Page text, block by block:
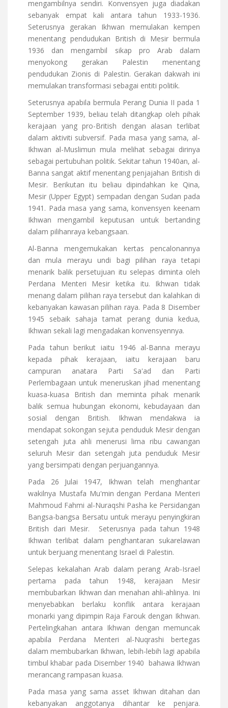
mengambilnya sendiri. Konvensyen juga diadakan
sebanyak empat kali antara tahun 1933-1936.
Seterusnya gerakan Ikhwan memulakan kempen
menentang pendudukan British di Mesir bermula
1936 dan mengambil sikap pro Arab dalam
menyokong gerakan Palestin menentang
pendudukan Zionis di Palestin. Gerakan dakwah ini
memulakan transformasi sebagai entiti politik.
Seterusnya apabila bermula Perang Dunia II pada 1
September 1939, beliau telah ditangkap oleh pihak
kerajaan yang pro-British dengan alasan terlibat
dalam aktiviti subversif. Pada masa yang sama, al-
Ikhwan al-Muslimun mula melihat sebagai dirinya
sebagai pertubuhan politik. Sekitar tahun 1940an, al-
Banna sangat aktif menentang penjajahan British di
Mesir. Berikutan itu beliau dipindahkan ke Qina,
Mesir (Upper Egypt) sempadan dengan Sudan pada
1941. Pada masa yang sama, konvensyen keenam
Ikhwan mengambil keputusan untuk bertanding
dalam pilihanraya kebangsaan.
Al-Banna mengemukakan kertas pencalonannya
dan mula merayu undi bagi pilihan raya tetapi
menarik balik persetujuan itu selepas diminta oleh
Perdana Menteri Mesir ketika itu. Ikhwan tidak
menang dalam pilihan raya tersebut dan kalahkan di
kebanyakan kawasan pilihan raya. Pada 8 Disember
1945 sebaik sahaja tamat perang dunia kedua,
Ikhwan sekali lagi mengadakan konvensyennya.
Pada tahun berikut iaitu 1946 al-Banna merayu
kepada pihak kerajaan, iaitu kerajaan baru
campuran anatara Parti Sa'ad dan Parti
Perlembagaan untuk meneruskan jihad menentang
kuasa-kuasa British dan meminta pihak menarik
balik semua hubungan ekonomi, kebudayaan dan
sosial dengan British. Ikhwan mendakwa ia
mendapat sokongan sejuta penduduk Mesir dengan
setengah juta ahli menerusi lima ribu cawangan
seluruh Mesir dan setengah juta penduduk Mesir
yang bersimpati dengan perjuangannya.
Pada 26 Julai 1947, Ikhwan telah menghantar
wakilnya Mustafa Mu'min dengan Perdana Menteri
Mahmoud Fahmi al-Nuraqshi Pasha ke Persidangan
Bangsa-bangsa Bersatu untuk merayu penyingkiran
British dari Mesir.
Seterusnya pada tahun 1948
Ikhwan terlibat dalam penghantaran sukarelawan
untuk berjuang menentang Israel di Palestin.
Selepas kekalahan Arab dalam perang Arab-Israel
pertama pada tahun 1948, kerajaan Mesir
membubarkan Ikhwan dan menahan ahli-ahlinya. Ini
menyebabkan berlaku konflik antara kerajaan
monarki yang dipimpin Raja Farouk dengan Ikhwan.
Pertelingkahan antara Ikhwan dengan memuncak
apabila Perdana Menteri al-Nuqrashi bertegas
dalam membubarkan Ikhwan, lebih-lebih lagi apabila
timbul khabar pada Disember 1940 bahawa Ikhwan
merancang rampasan kuasa.
Pada masa yang sama asset Ikhwan ditahan dan
kebanyakan anggotanya dihantar ke penjara.